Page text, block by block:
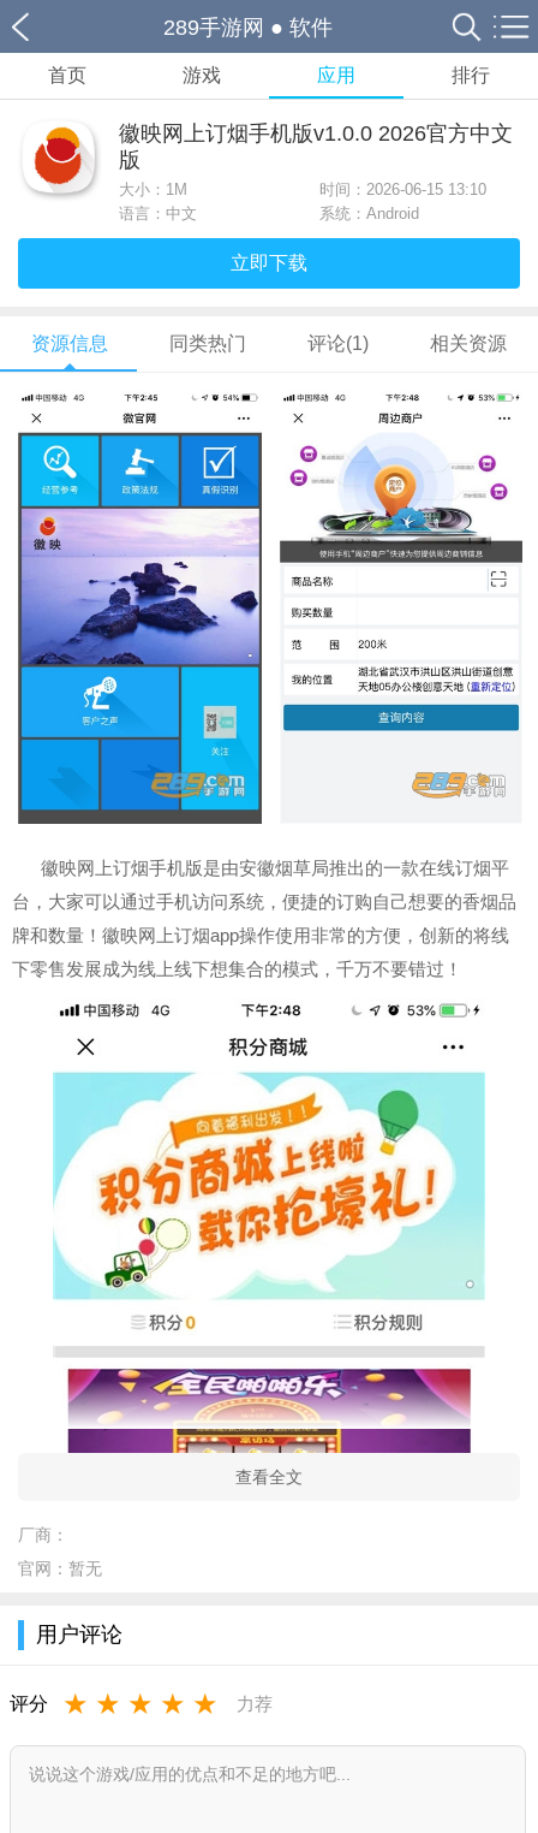
289手游网 ● 软件
首页 游戏 应用 排行
徽映网上订烟手机版v1.0.0 2026官方中文
版
大小： 1M
时间：2026-06-15 13:10
语言：中文
系统：Android
立即下载
资源信息 同类热门 评论(1) 相关资源
徽映网上订烟手机版是由安徽烟草局推出的一款在线订烟平
台，大家可以通过手机访问系统，便捷的订购自己想要的香烟品
牌和数量！徽映网上订烟app操作使用非常的方便，创新的将线
下零售发展成为线上线下想集合的模式，千万不要错过！
查看全文
厂商：
官网： 暂无
用户评论
评分 ★ ★ ★ ★ ★ 力荐